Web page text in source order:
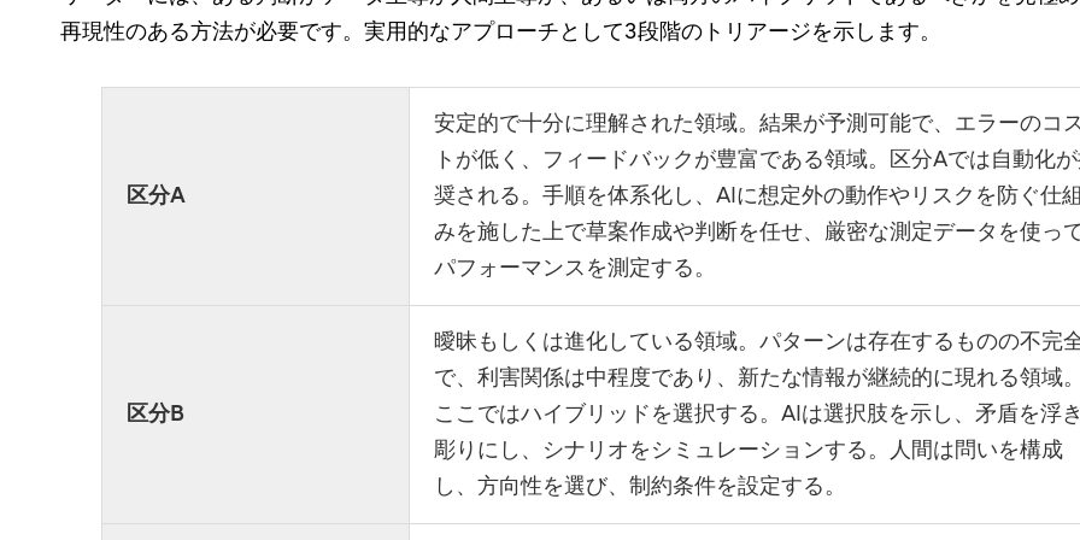
再現性のある方法が必要です。実用的なアプローチとして3段階のトリアージを示します。
区分A
安定的で十分に理解された領域。結果が予測可能で、エラーのコ
トが低く、フィードバックが豊富である領域。区分Aでは自動化
奨される。手順を体系化し、AIに想定外の動作やリスクを防ぐ仕組
みを施した上で草案作成や判断を任せ、厳密な測定データを使っ
パフォーマンスを測定する。
区分B
曖昧もしくは進化している領域。パターンは存在するものの不完
で、利害関係は中程度であり、新たな情報が継続的に現れる領域。
ここではハイブリッドを選択する。AIは選択肢を示し、矛盾を浮き
彫りにし、シナリオをシミュレーションする。人間は問いを構成
し、方向性を選び、制約条件を設定する。